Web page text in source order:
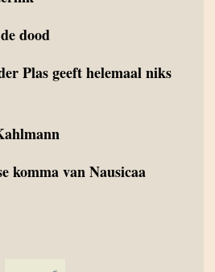
dood
Plas geeft helemaal niks
komma van Nausicaa